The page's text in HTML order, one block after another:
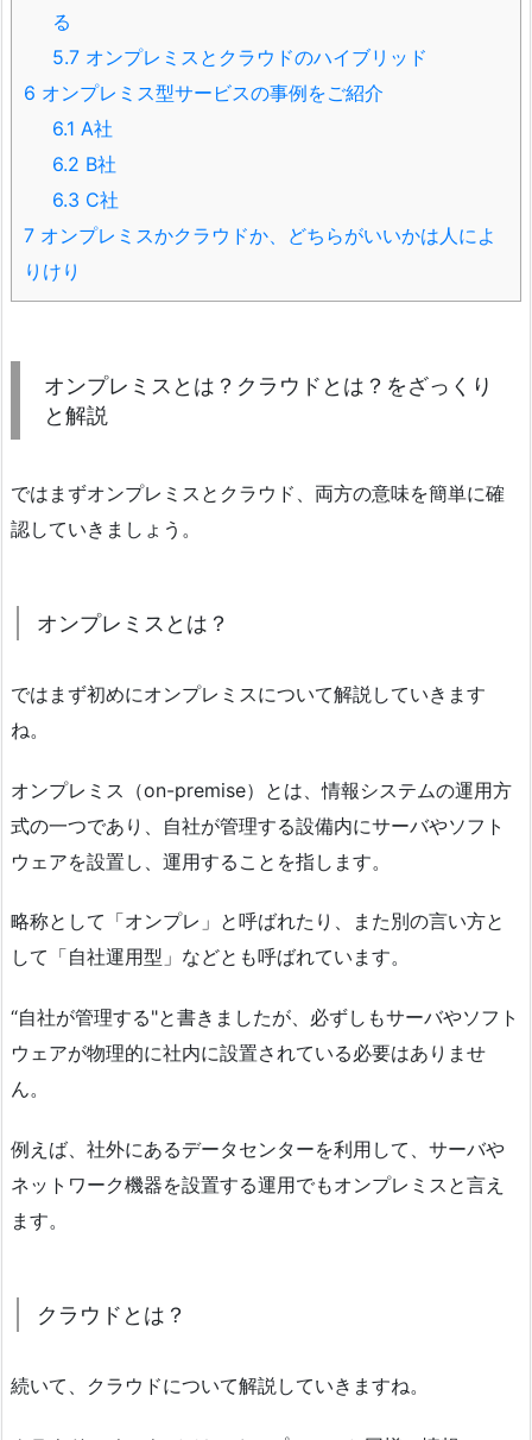
る
5.7 オンプレミスとクラウドのハイブリッド
6 オンプレミス型サービスの事例をご紹介
6.1 A社
6.2 B社
6.3 C社
7 オンプレミスかクラウドか、どちらがいいかは人によ
りけり
オンプレミスとは？クラウドとは？をざっくり
と解説
ではまずオンプレミスとクラウド、両方の意味を簡単に確
認していきましょう。
オンプレミスとは？
ではまず初めにオンプレミスについて解説していきます
ね。
オンプレミス（on-premise）とは、情報システムの運用方
式の一つであり、自社が管理する設備内にサーバやソフト
ウェアを設置し、運用することを指します。
略称として「オンプレ」と呼ばれたり、また別の言い方と
して「自社運用型」などとも呼ばれています。
“自社が管理する"と書きましたが、必ずしもサーバやソフト
ウェアが物理的に社内に設置されている必要はありませ
ん。
例えば、社外にあるデータセンターを利用して、サーバや
ネットワーク機器を設置する運用でもオンプレミスと言え
ます。
クラウドとは？
続いて、クラウドについて解説していきますね。